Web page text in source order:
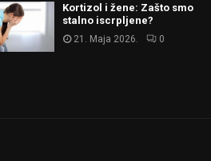
Kortizol i žene: Zašto smo
stalno iscrpljene?
21. Maja 2026. 0